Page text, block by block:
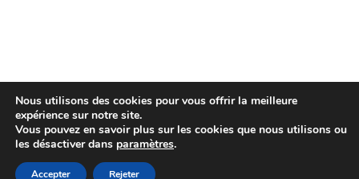
Nous utilisons des cookies pour vous offrir la meilleure
expérience sur notre site.
Vous pouvez en savoir plus sur les cookies que nous utilisons ou
les désactiver dans paramètres.
Accepter Rejeter